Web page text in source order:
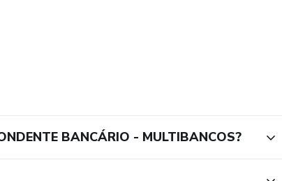
BANCÁRIO - MULTIBANCOS?